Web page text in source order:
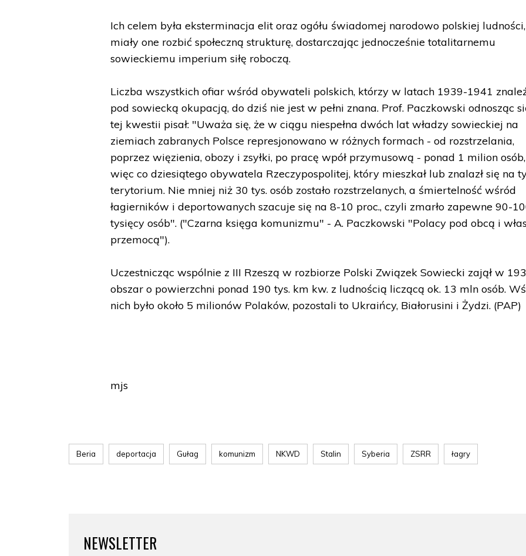
Ich celem była eksterminacja elit oraz ogółu świadomej narodowo polskiej ludności,
miały one rozbić społeczną strukturę, dostarczając jednocześnie totalitarnemu
sowieckiemu imperium siłę roboczą.
Liczba wszystkich ofiar wśród obywateli polskich, którzy w latach 1939-1941
pod sowiecką okupacją, do dziś nie jest w pełni znana. Prof. Paczkowski odnosząc
tej kwestii pisał: "Uważa się, że w ciągu niespełna dwóch lat władzy sowieckiej na
ziemiach zabranych Polsce represjonowano w różnych formach - od rozstrzelania,
poprzez więzienia, obozy i zsyłki, po pracę wpół przymusową - ponad 1 milion
więc co dziesiątego obywatela Rzeczypospolitej, który mieszkał lub znalazł się na
terytorium. Nie mniej niż 30 tys. osób zostało rozstrzelanych, a śmiertelność wśród
łagierników i deportowanych szacuje się na 8-10 proc., czyli zmarło zapewne 90-
tysięcy osób". ("Czarna księga komunizmu" - A. Paczkowski "Polacy pod obcą i
przemocą").
Uczestnicząc wspólnie z III Rzeszą w rozbiorze Polski Związek Sowiecki zajął w
obszar o powierzchni ponad 190 tys. km kw. z ludnością liczącą ok. 13 mln osób.
nich było około 5 milionów Polaków, pozostali to Ukraińcy, Białorusini i Żydzi. (PAP)
mjs
Beria deportacja Gułag komunizm NKWD Stalin Syberia ZSRR łagry
NEWSLETTER